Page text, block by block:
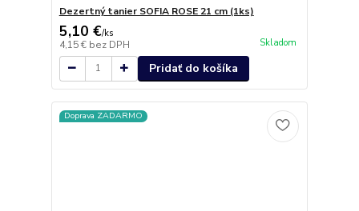
Dezertný tanier SOFIA ROSE 21 cm (1ks)
5,10 €/ks
4,15 € bez DPH Skladom
Pridať do košíka
Doprava ZADARMO